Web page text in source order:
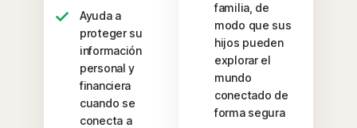
Ayuda a
proteger su
información
personal y
financiera
cuando se
conecta a
familia, de
modo que sus
hijos pueden
explorar el
mundo
conectado de
forma segura